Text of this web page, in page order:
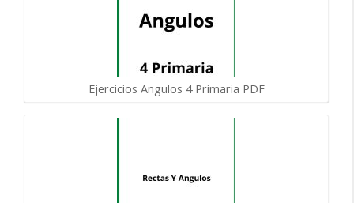
Ejercicios Angulos 4 Primaria PDF